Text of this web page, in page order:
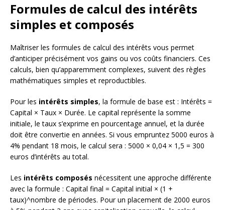
Formules de calcul des intérêts
simples et composés
Maîtriser les formules de calcul des intérêts vous permet
d’anticiper précisément vos gains ou vos coûts financiers. Ces
calculs, bien qu’apparemment complexes, suivent des règles
mathématiques simples et reproductibles.
Pour les intérêts simples, la formule de base est : Intérêts =
Capital × Taux × Durée. Le capital représente la somme
initiale, le taux s’exprime en pourcentage annuel, et la durée
doit être convertie en années. Si vous empruntez 5000 euros à
4% pendant 18 mois, le calcul sera : 5000 × 0,04 × 1,5 = 300
euros d’intérêts au total.
Les intérêts composés nécessitent une approche différente
avec la formule : Capital final = Capital initial × (1 +
taux)^nombre de périodes. Pour un placement de 2000 euros